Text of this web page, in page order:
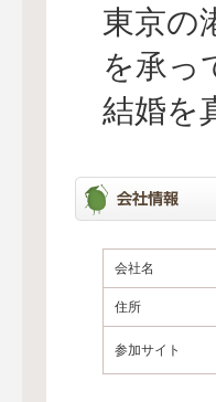
東京の
を承っ
結婚を
会社名
住所
参加サイト